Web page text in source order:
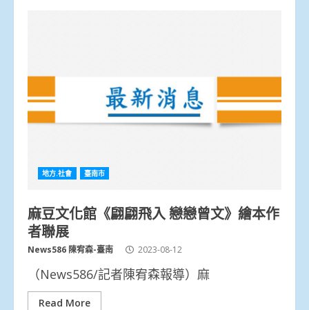
地方.社會 臺南市
麻豆文化館《翩翩飛入 戀戀曾文》繪本作
者聯展
News586 陳宥森-臺南 2023-08-12
（News586/記者陳宥森報導）麻
Read More